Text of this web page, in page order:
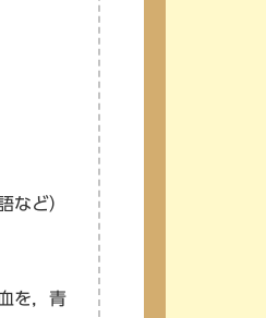
など）
を，青